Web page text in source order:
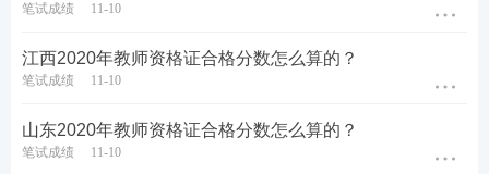
笔试成绩 11-10
江西2020年教师资格证合格分数怎么算的？
笔试成绩 11-10
山东2020年教师资格证合格分数怎么算的？
笔试成绩 11-10